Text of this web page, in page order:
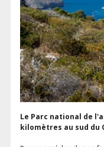
Le Parc national de
kilomètres au sud du